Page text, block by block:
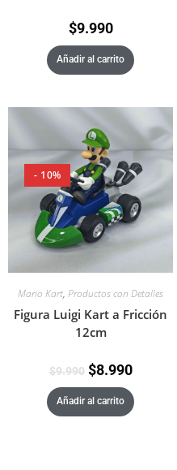
$9.990
Añadir al carrito
- 10%
Mario Kart, Productos con Detalles
Figura Luigi Kart a Fricción
12cm
$9.990 $8.990
Añadir al carrito